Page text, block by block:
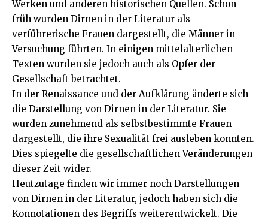
Werken und anderen historischen Quellen. Schon
früh wurden Dirnen in der Literatur als
verführerische Frauen dargestellt, die Männer in
Versuchung führten. In einigen mittelalterlichen
Texten wurden sie jedoch auch als Opfer der
Gesellschaft betrachtet.
In der Renaissance und der Aufklärung änderte sich
die Darstellung von Dirnen in der Literatur. Sie
wurden zunehmend als selbstbestimmte Frauen
dargestellt, die ihre Sexualität frei ausleben konnten.
Dies spiegelte die gesellschaftlichen Veränderungen
dieser Zeit wider.
Heutzutage finden wir immer noch Darstellungen
von Dirnen in der Literatur, jedoch haben sich die
Konnotationen des Begriffs weiterentwickelt. Die